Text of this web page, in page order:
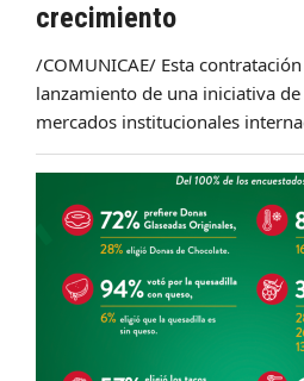
crecimiento
/COMUNICAE/ Esta
lanzamiento de una iniciativa
mercados institucionales